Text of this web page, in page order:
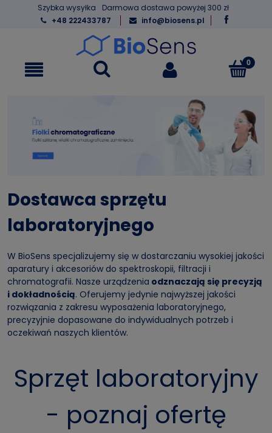
Szybka wysyłka
Darmowa dostawa powyżej 300 zł
+48 222433787
info@biosens.pl
Dostawca sprzętu
laboratoryjnego
W BioSens specjalizujemy się w dostarczaniu wysokiej jakości
aparatury i akcesoriów do spektroskopii, filtracji i
chromatografii. Nasze urządzenia odznaczają się precyzją
i dokładnością. Oferujemy jedynie najwyższej jakości
rozwiązania z zakresu wyposażenia laboratoryjnego,
precyzyjnie dopasowane do indywidualnych potrzeb i
oczekiwań naszych klientów.
Sprzęt laboratoryjny
- poznaj ofertę